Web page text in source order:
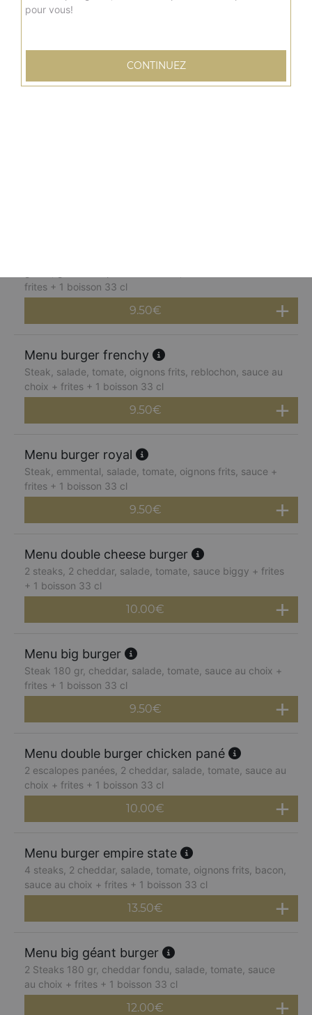
8.50€
frites + 1 boisson 33 cl
9.50€
Menu burger frenchy
Steak, salade, tomate, oignons frits, reblochon, sauce au
choix + frites + 1 boisson 33 cl
9.50€
Menu burger royal
Steak, emmental, salade, tomate, oignons frits, sauce +
frites + 1 boisson 33 cl
9.50€
Menu double cheese burger
2 steaks, 2 cheddar, salade, tomate, sauce biggy + frites
+ 1 boisson 33 cl
10.00€
Menu big burger
Steak 180 gr, cheddar, salade, tomate, sauce au choix +
frites + 1 boisson 33 cl
9.50€
Menu double burger chicken pané
2 escalopes panées, 2 cheddar, salade, tomate, sauce au
choix + frites + 1 boisson 33 cl
10.00€
Menu burger empire state
4 steaks, 2 cheddar, salade, tomate, oignons frits, bacon,
sauce au choix + frites + 1 boisson 33 cl
13.50€
Menu big géant burger
2 Steaks 180 gr, cheddar fondu, salade, tomate, sauce
au choix + frites + 1 boisson 33 cl
12.00€
pour vous!
CONTINUEZ